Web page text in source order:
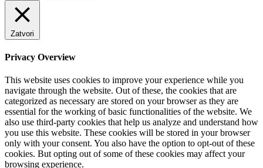
Zatvori
Privacy Overview
This website uses cookies to improve your experience while you
navigate through the website. Out of these, the cookies that are
categorized as necessary are stored on your browser as they are
essential for the working of basic functionalities of the website. We
also use third-party cookies that help us analyze and understand how
you use this website. These cookies will be stored in your browser
only with your consent. You also have the option to opt-out of these
cookies. But opting out of some of these cookies may affect your
browsing experience.